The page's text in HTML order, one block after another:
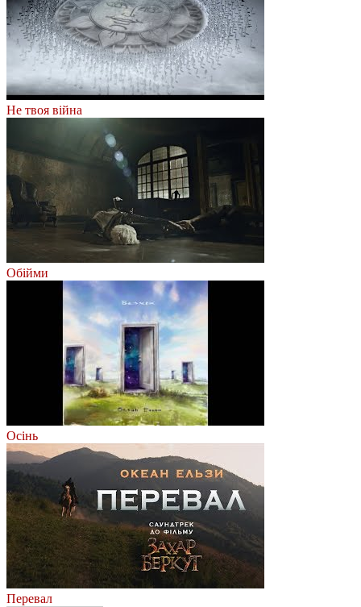
Не твоя війна
Обійми
Осінь
Перевал